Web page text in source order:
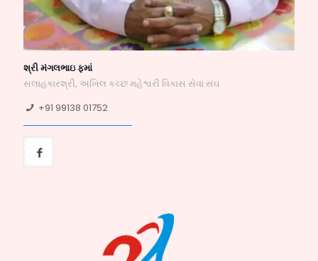
શ્રી મંગલભાઇ ફમાં
સલાહકારશ્રી, અખિલ કચ્છ મહેશ્વરી વિકાસ સેવા સંઘ
+91 99138 01752